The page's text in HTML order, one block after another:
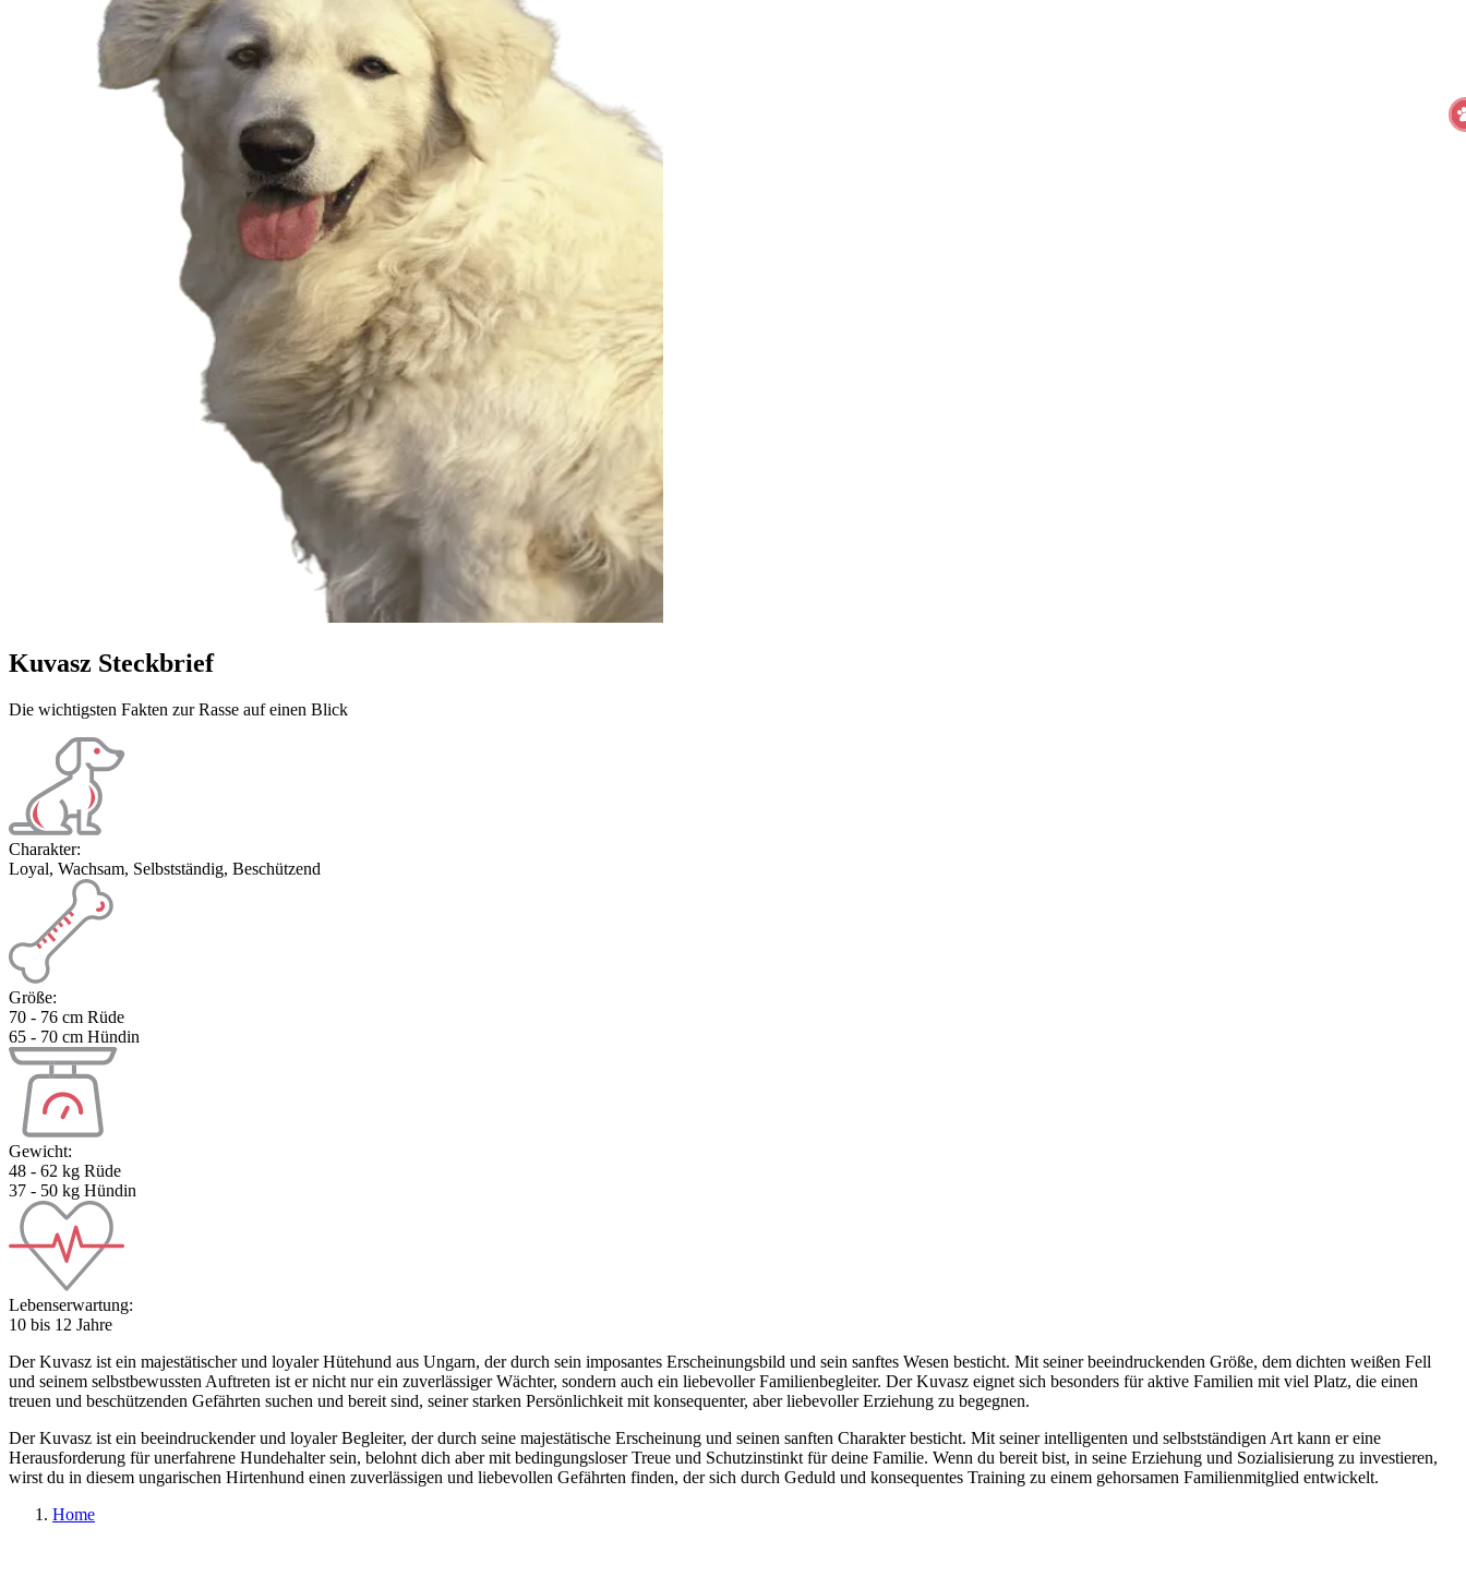
Kuvasz Steckbrief
Die wichtigsten Fakten zur Rasse auf einen Blick
Charakter:
Loyal, Wachsam, Selbstständig, Beschützend
Größe:
70 - 76 cm Rüde
65 - 70 cm Hündin
Gewicht:
48 - 62 kg Rüde
37 - 50 kg Hündin
Lebenserwartung:
10 bis 12 Jahre
Der Kuvasz ist ein majestätischer und loyaler Hütehund aus Ungarn, der durch sein imposantes Erscheinungsbild und sein sanftes Wesen besticht. Mit seiner beeindruckenden Größe, dem dichten weißen Fell
und seinem selbstbewussten Auftreten ist er nicht nur ein zuverlässiger Wächter, sondern auch ein liebevoller Familienbegleiter. Der Kuvasz eignet sich besonders für aktive Familien mit viel Platz, die einen
treuen und beschützenden Gefährten suchen und bereit sind, seiner starken Persönlichkeit mit konsequenter, aber liebevoller Erziehung zu begegnen.
Der Kuvasz ist ein beeindruckender und loyaler Begleiter, der durch seine majestätische Erscheinung und seinen sanften Charakter besticht. Mit seiner intelligenten und selbstständigen Art kann er eine
Herausforderung für unerfahrene Hundehalter sein, belohnt dich aber mit bedingungsloser Treue und Schutzinstinkt für deine Familie. Wenn du bereit bist, in seine Erziehung und Sozialisierung zu investieren,
wirst du in diesem ungarischen Hirtenhund einen zuverlässigen und liebevollen Gefährten finden, der sich durch Geduld und konsequentes Training zu einem gehorsamen Familienmitglied entwickelt.
Home